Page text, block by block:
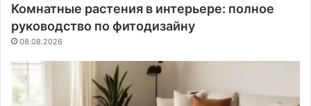
Комнатные растения в интерьере: полное
руководство по фитодизайну
08.08.2026